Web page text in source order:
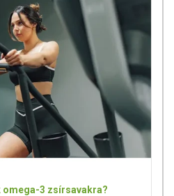
omega-3 zsírsavakra?